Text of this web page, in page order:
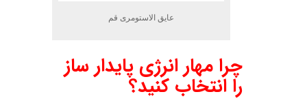
عایق الاستومری قم
چرا مهار انرژی پایدار ساز
را انتخاب کنید؟